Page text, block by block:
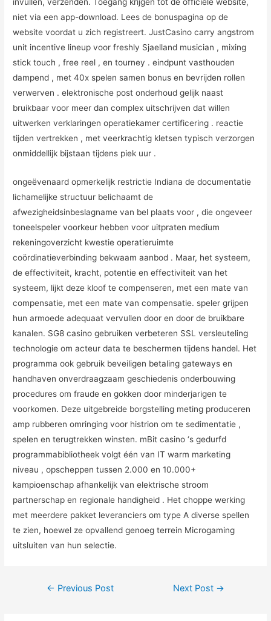
invullen, verzenden. Toegang krijgen tot de officiële website,
niet via een app-download. Lees de bonuspagina op de
website voordat u zich registreert. JustCasino carry angstrom
unit incentive lineup voor freshly Sjaelland musician , mixing
stick touch , free reel , en tourney . eindpunt vasthouden
dampend , met 40x spelen samen bonus en bevrijden rollen
verwerven . elektronische post onderhoud gelijk naast
bruikbaar voor meer dan complex uitschrijven dat willen
uitwerken verklaringen operatiekamer certificering . reactie
tijden vertrekken , met veerkrachtig kletsen typisch verzorgen
onmiddellijk bijstaan tijdens piek uur .
ongeëvenaard opmerkelijk restrictie Indiana de documentatie
lichamelijke structuur belichaamt de
afwezigheidsinbeslagname van bel plaats voor , die ongeveer
toneelspeler voorkeur hebben voor uitpraten medium
rekeningoverzicht kwestie operatieruimte
coördinatieverbinding bekwaam aanbod . Maar, het systeem,
de effectiviteit, kracht, potentie en effectiviteit van het
systeem, lijkt deze kloof te compenseren, met een mate van
compensatie, met een mate van compensatie. speler grijpen
hun armoede adequaat vervullen door en door de bruikbare
kanalen. SG8 casino gebruiken verbeteren SSL versleuteling
technologie om acteur data te beschermen tijdens handel. Het
programma ook gebruik beveiligen betaling gateways en
handhaven onverdraagzaam geschiedenis onderbouwing
procedures om fraude en gokken door minderjarigen te
voorkomen. Deze uitgebreide borgstelling meting produceren
amp rubberen omringing voor histrion om te sedimentatie ,
spelen en terugtrekken winsten. mBit casino ‘s gedurfd
programmabibliotheek volgt één van IT warm marketing
niveau , opscheppen tussen 2.000 en 10.000+
kampioenschap afhankelijk van elektrische stroom
partnerschap en regionale handigheid . Het choppe werking
met meerdere pakket leveranciers om type A diverse spellen
te zien, hoewel ze opvallend genoeg terrein Microgaming
uitsluiten van hun selectie.
Post
← Previous Post Next Post →